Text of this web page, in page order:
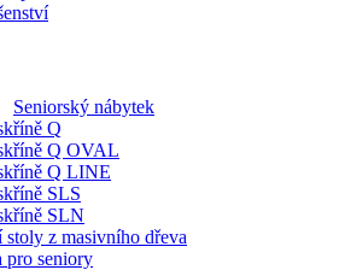
Seniorský nábytek
Q
Q OVAL
Q LINE
SLS
SLN
stoly z masivního dřeva
pro seniory